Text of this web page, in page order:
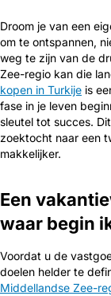
Droom je van een
om te ontspannen,
weg te zijn van de
Zee-regio kan die
kopen in Turkije is
fase in je leven
sleutel tot succes.
zoektocht naar een
makkelijker.
Een
waar begin
Voordat u de
doelen helder te
Middellandse Zee-